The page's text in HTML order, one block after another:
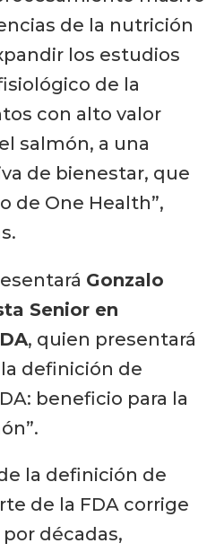
de la nutrición
los estudios
de la
con alto valor
salmón, a una
de bienestar, que
de One Health”,
Gonzalo
Senior en
, quien presentará
definición de
beneficio para la
la definición de
de la FDA corrige
décadas,